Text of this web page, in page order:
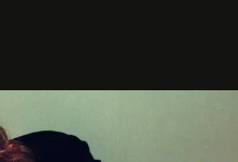
quadranti così